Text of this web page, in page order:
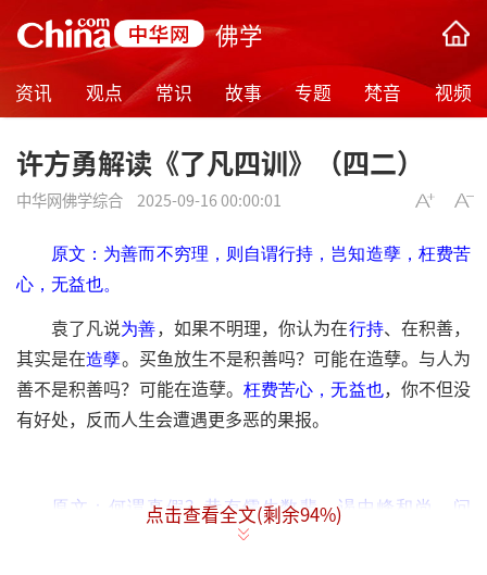
佛学
资讯 观点 常识 故事 专题 梵音 视频
许方勇解读《了凡四训》（四二）
中华网佛学综合 2025-09-16 00:00:01
原文：为善而不穷理，则自谓行持，岂知造孽，枉费苦
心，无益也。
袁了凡说为善，如果不明理，你认为在行持、在积善，
其实是在造孽。买鱼放生不是积善吗？可能在造孽。与人为
善不是积善吗？可能在造孽。枉费苦心，无益也，你不但没
有好处，反而人生会遭遇更多恶的果报。
原文：何谓真假？昔有儒生数辈，谒中峰和尚，问
曰：“佛氏论善恶报应，如影随形。今某人善，而子孙不
点击查看全文(剩余94%)